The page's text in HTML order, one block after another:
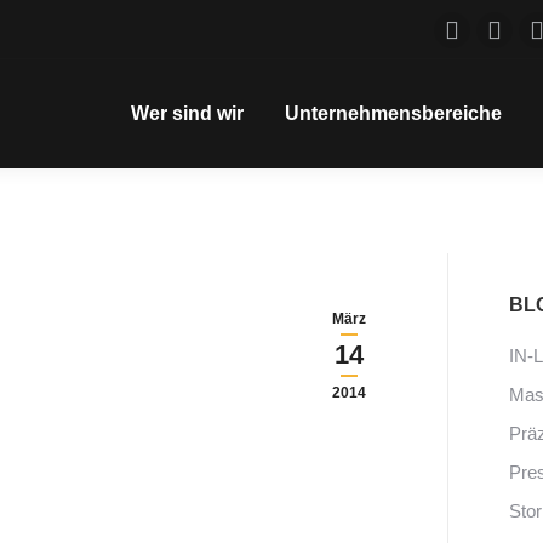
opens
Wer sind wir Unternehmensbereiche
März
14
2014
IN-